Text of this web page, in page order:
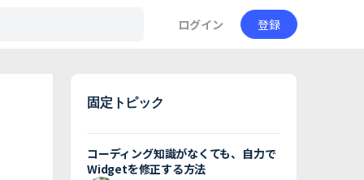
ログイン 登録
固定トピック
コーディング知識がなくても、自力で
Widgetを修正する方法